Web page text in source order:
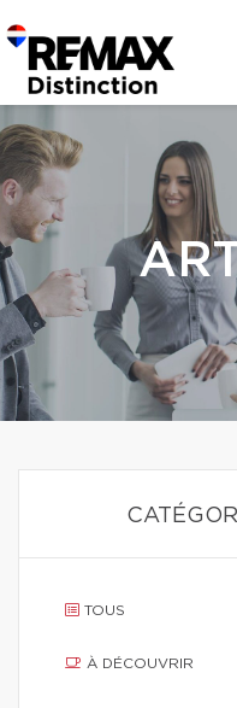
TOUS
À DÉCOUVRIR